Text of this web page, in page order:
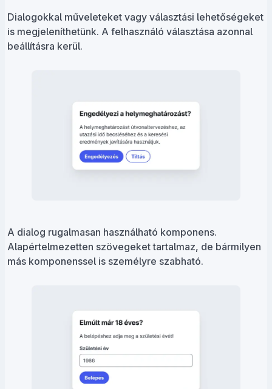
Dialogokkal műveleteket vagy választási lehetőségeket
is megjeleníthetünk. A felhasználó választása azonnal
beállításra kerül.
A dialog rugalmasan használható komponens.
Alapértelmezetten szövegeket tartalmaz, de bármilyen
más komponenssel is személyre szabható.